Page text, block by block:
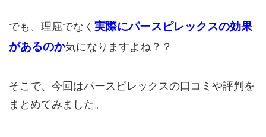
でも、理屈でなく 実際にパースピレックスの効果
があるのか気になりますよね？？
そこで、今回はパースピレックスの口コミや評判を
まとめてみました。